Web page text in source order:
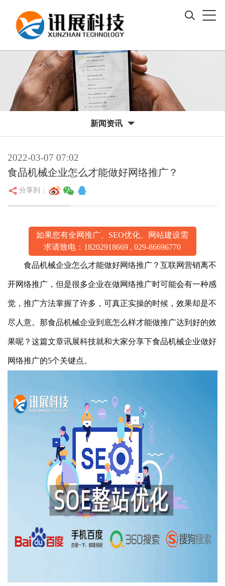
新闻资讯
2022-03-07 07:02
食品机械企业怎么才能做好网络推广？
分享到：
如果您有全网推广、SEO优化、网站建设需
求请致电： 18202918669 ,029-86696770
食品机械企业怎么才能做好网络推广？互联网营销离不
开网络推广，但是很多企业在做网络推广时可能会有一种感
觉，推广方法掌握了许多，可真正实操的时候，效果却是不
尽人意。那食品机械企业到底怎么样才能做推广达到好的效
果呢？这篇文章讯展科技就和大家分享下食品机械企业做好
网络推广的5个关键点。